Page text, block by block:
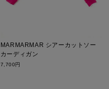
MARMARMAR シアーカットソー
カーディガン
7,700円